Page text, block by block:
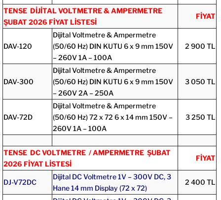
TENSE DİJİTAL VOLTMETRE & AMPERMETRE
ŞUBAT 2026 FİYAT LİSTESİ
FİYAT
DAV-120
Dijital Voltmetre & Ampermetre
(50/60 Hz) DIN KUTU 6 x 9 mm 150V
– 260V 1A – 100A
2 900 TL
DAV-300
Dijital Voltmetre & Ampermetre
(50/60 Hz) DIN KUTU 6 x 9 mm 150V
– 260V 2A – 250A
3 050 TL
DAV-72D
Dijital Voltmetre & Ampermetre
(50/60 Hz) 72 x 72 6 x 14 mm 150V –
260V 1A – 100A
3 250 TL
TENSE DC VOLTMETRE / AMPERMETRE ŞUBAT
2026 FİYAT LİSTESİ
FİYAT
DJ-V72DC
Dijital DC Voltmetre 1V – 300V DC, 3
Hane 14 mm Display (72 x 72)
2 400 TL